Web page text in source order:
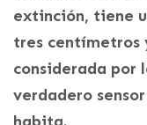
extinción, tiene
tres centímetros
considerada por
verdadero
habita.